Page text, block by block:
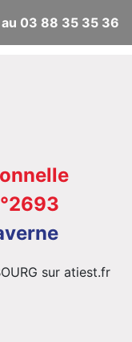
03 88 35 35 36